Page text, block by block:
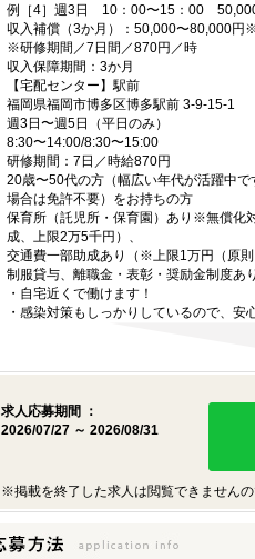
例［4］週3日 10：00〜15：00
収入補償（3か月）：50,000〜80,000円
※研修期間／7日間／870円／時
収入保障期間：3か月
【宅配センター】駅前
福岡県福岡市博多区博多駅前 3-9-15-1
週3日〜週5日（平日のみ）
8:30〜14:00/8:30〜15:00
研修期間：7日／時給870円
20歳〜50代の方（幅広い年代が活躍中
場合は免許不要）をお持ちの方
保育所（託児所・保育園）あり※無償化
成、上限2万5千円）、
交通費一部助成あり（※上限1万円（原則
制服貸与、離職金・表彰・奨励金制度あ
・自宅近くで働けます！
・感染対策もしっかりしているので、安
求人応募期間 ：
2026/07/27 ～ 2026/08/31
※掲載を終了した求人は閲覧できません